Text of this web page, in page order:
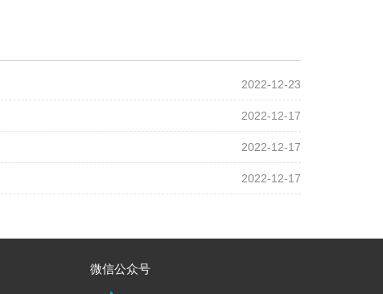
2022-12-23
2022-12-17
2022-12-17
2022-12-17
微信公众号